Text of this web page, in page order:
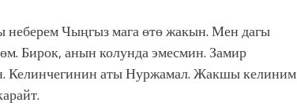
Чыңгыз мага өтө жакын. Мен дагы
Бирок, анын колунда эмесмин. Замир
Келинчегинин аты Нуржамал. Жакшы келиним